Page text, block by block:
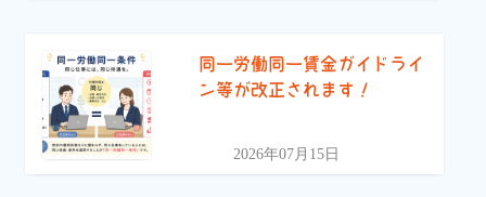
同一労働同一賃金ガイドライ
ン等が改正されます！
2026年07月15日